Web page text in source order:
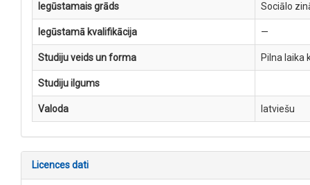
Iegūstamais grāds Sociālo
Iegūstamā kvalifikācija —
Studiju veids un forma Pilna laika
Studiju ilgums
Valoda latviešu
Licences dati